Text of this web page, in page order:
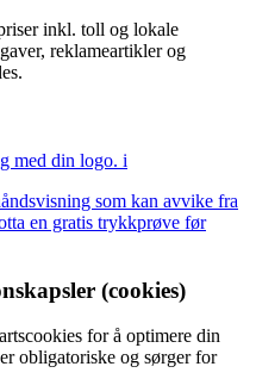
inkl. toll og lokale
reklameartikler og
med din logo. i
som kan avvike fra
en gratis trykkprøve før
(cookies)
for å optimere din
obligatoriske og sørger for